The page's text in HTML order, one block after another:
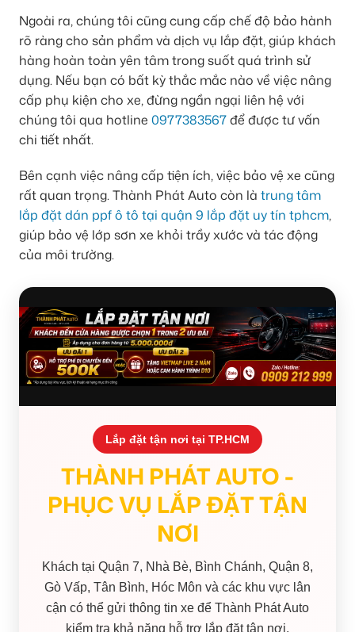
Ngoài ra, chúng tôi cũng cung cấp chế độ bảo hành
rõ ràng cho sản phẩm và dịch vụ lắp đặt, giúp khách
hàng hoàn toàn yên tâm trong suốt quá trình sử
dụng. Nếu bạn có bất kỳ thắc mắc nào về việc nâng
cấp phụ kiện cho xe, đừng ngần ngại liên hệ với
chúng tôi qua hotline 0977383567để được tư vấn
chi tiết nhất.
Bên cạnh việc nâng cấp tiện ích, việc bảo vệ xe cũng
rất quan trọng. Thành Phát Auto còn là trung tâm
lắp đặt dán ppf ô tô tại quận 9 lắp đặt uy tín tphcm,
giúp bảo vệ lớp sơn xe khỏi trầy xước và tác động
của môi trường.
Lắp đặt tận nơi tại TP.HCM
THÀNH PHÁT AUTO -
PHỤC VỤ LẮP ĐẶT TẬN
NƠI
Khách tại Quận 7, Nhà Bè, Bình Chánh, Quận 8,
Gò Vấp, Tân Bình, Hóc Môn và các khu vực lân
cận có thể gửi thông tin xe để Thành Phát Auto
kiểm tra khả năng hỗ trợ lắp đặt tận nơi.